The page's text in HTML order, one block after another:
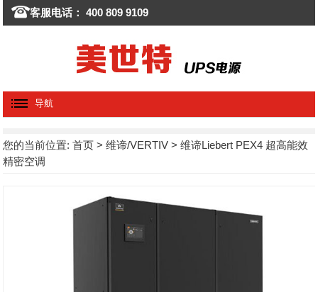
客服电话： 400 809 9109
导航
您的当前位置:首页 >维谛/VERTIV > 维谛Liebert PEX4 超高能效
精密空调